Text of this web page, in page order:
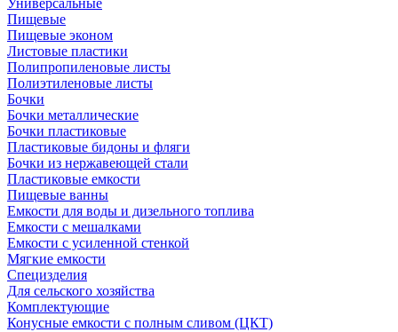
Универсальные
Пищевые
Пищевые эконом
Листовые пластики
Полипропиленовые листы
Полиэтиленовые листы
Бочки
Бочки металлические
Бочки пластиковые
Пластиковые бидоны и фляги
Бочки из нержавеющей стали
Пластиковые емкости
Пищевые ванны
Емкости для воды и дизельного топлива
Емкости с мешалками
Емкости с усиленной стенкой
Мягкие емкости
Специзделия
Для сельского хозяйства
Комплектующие
Конусные емкости с полным сливом (ЦКТ)